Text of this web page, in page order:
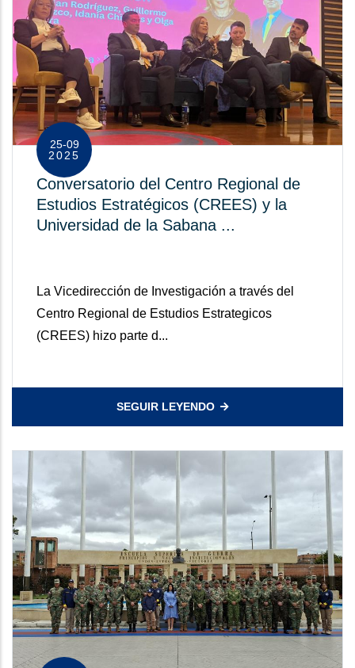
25-09
2025
Conversatorio del Centro Regional de
Estudios Estratégicos (CREES) y la
Universidad de la Sabana ...
La Vicedirección de Investigación a través del
Centro Regional de Estudios Estrategicos
(CREES) hizo parte d...
SEGUIR LEYENDO